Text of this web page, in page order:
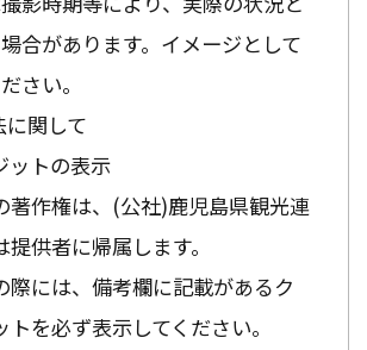
合があります。イメージとして
さい。
関して
トの表示
著作権は、(公社)鹿児島県観光連
提供者に帰属します。
際には、備考欄に記載があるク
トを必ず表示してください。